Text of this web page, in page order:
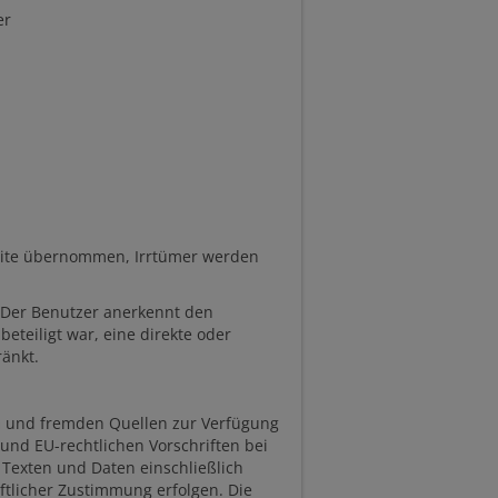
übernommen, Irrtümer werden
Benutzer anerkennt den
war, eine direkte oder
und fremden Quellen zur Verfügung
EU-rechtlichen Vorschriften bei
und Daten einschließlich
Zustimmung erfolgen. Die